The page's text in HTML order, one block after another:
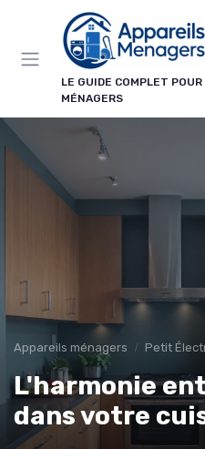
LE GUIDE COMPLET
MÉNAGERS
Appareils ménagers Petit
L'harmonie
dans votre
Panneau de gestion des